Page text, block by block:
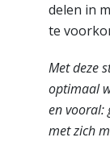
delen in
te
Met deze
optimaal
en vooral:
met zich